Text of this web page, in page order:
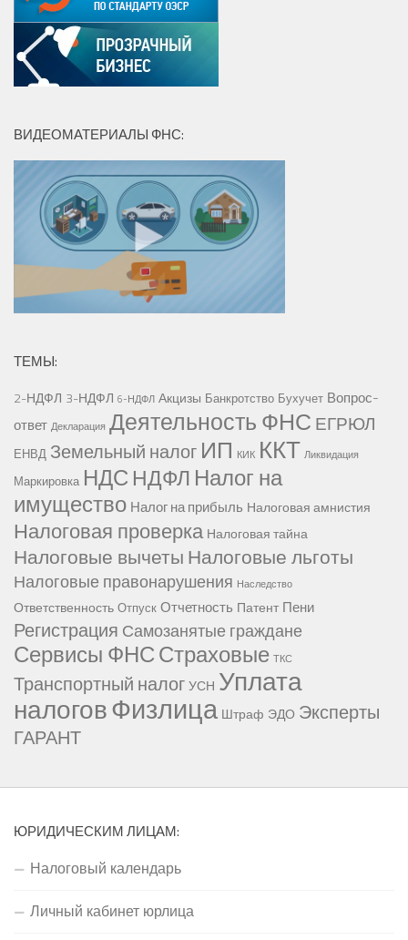
ВИДЕОМАТЕРИАЛЫ ФНС:
ТЕМЫ:
2-НДФЛ 3-НДФЛ 6-НДФЛ Акцизы Банкротство Бухучет Вопрос-
ответ Декларация Деятельность ФНС ЕГРЮЛ
ЕНВД Земельный налог ИП КИК ККТ Ликвидация
Маркировка НДС НДФЛ Налог на
имущество Налог на прибыль Налоговая амнистия
Налоговая проверка Налоговая тайна
Налоговые вычетыНалоговые льготы
Налоговые правонарушения Наследство
Ответственность Отпуск Отчетность Патент Пени
Регистрация Самозанятые граждане
Сервисы ФНССтраховые ТКС
Транспортный налогУСН Уплата
налоговФизлица Штраф ЭДО Эксперты
ГАРАНТ
ЮРИДИЧЕСКИМ ЛИЦАМ:
Налоговый календарь
Личный кабинет юрлица